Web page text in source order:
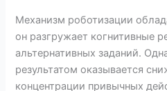
Механизм роботизации
он разгружает когнитивные
альтернативных заданий.
результатом оказывается
концентрации привычных